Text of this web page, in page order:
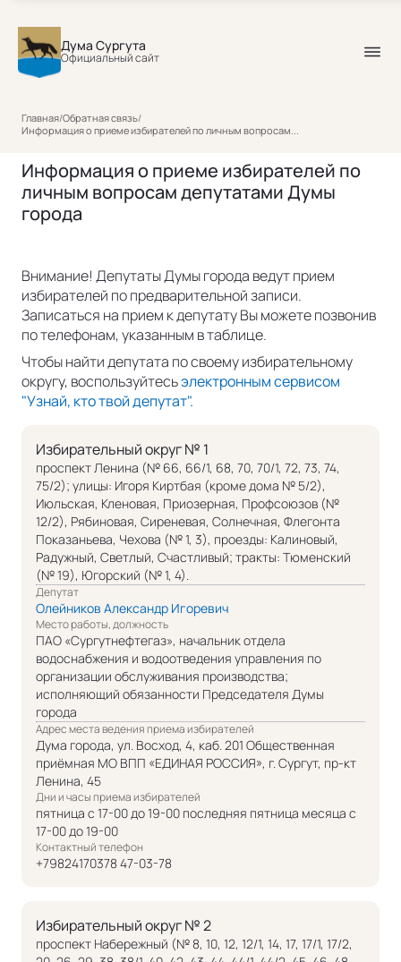
Дума Сургута
Официальный сайт
Главная/Обратная связь/
Информация о приеме избирателей по личным вопросам...
Информация о приеме избирателей по
личным вопросам депутатами Думы
города
Внимание! Депутаты Думы города ведут прием
избирателей по предварительной записи.
Записаться на прием к депутату Вы можете позвонив
по телефонам, указанным в таблице.
Чтобы найти депутата по своему избирательному
округу, воспользуйтесьэлектронным сервисом
"Узнай, кто твой депутат".
Избирательный округ № 1
проспект Ленина (№ 66, 66/1, 68, 70, 70/1, 72, 73, 74,
75/2); улицы: Игоря Киртбая (кроме дома № 5/2),
Июльская, Кленовая, Приозерная, Профсоюзов (№
12/2), Рябиновая, Сиреневая, Солнечная, Флегонта
Показаньева, Чехова (№ 1, 3), проезды: Калиновый,
Радужный, Светлый, Счастливый; тракты: Тюменский
(№ 19), Югорский (№ 1, 4).
Депутат
Олейников Александр Игоревич
Место работы, должность
ПАО «Сургутнефтегаз», начальник отдела
водоснабжения и водоотведения управления по
организации обслуживания производства;
исполняющий обязанности Председателя Думы
города
Адрес места ведения приема избирателей
Дума города, ул. Восход, 4, каб. 201 Общественная
приёмная МО ВПП «ЕДИНАЯ РОССИЯ», г. Сургут, пр-кт
Ленина, 45
Дни и часы приема избирателей
пятница с 17-00 до 19-00 последняя пятница месяца с
17-00 до 19-00
Контактный телефон
+79824170378 47-03-78
Избирательный округ № 2
проспект Набережный (№ 8, 10, 12, 12/1, 14, 17, 17/1, 17/2,